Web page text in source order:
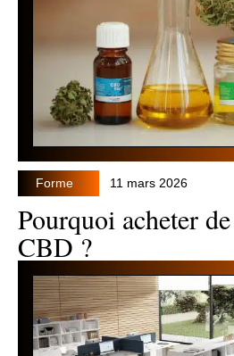
Forme 11 mars 2026
Pourquoi acheter
CBD ?